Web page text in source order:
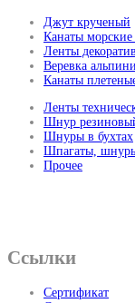
Джут крученый
Канаты
Ленты
Веревка
Канаты
Ленты
Шнур
Шнуры в бухтах
Шпагаты,
Прочее
Ссылки
Сертификат